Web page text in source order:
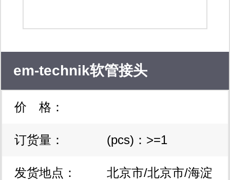
em-technik软管接头
价 格：
订货量： (pcs)：>=1
发货地点： 北京市/北京市/海淀